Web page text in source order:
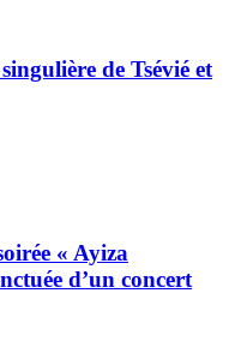
de Tsévié et
« Ayiza
d’un concert